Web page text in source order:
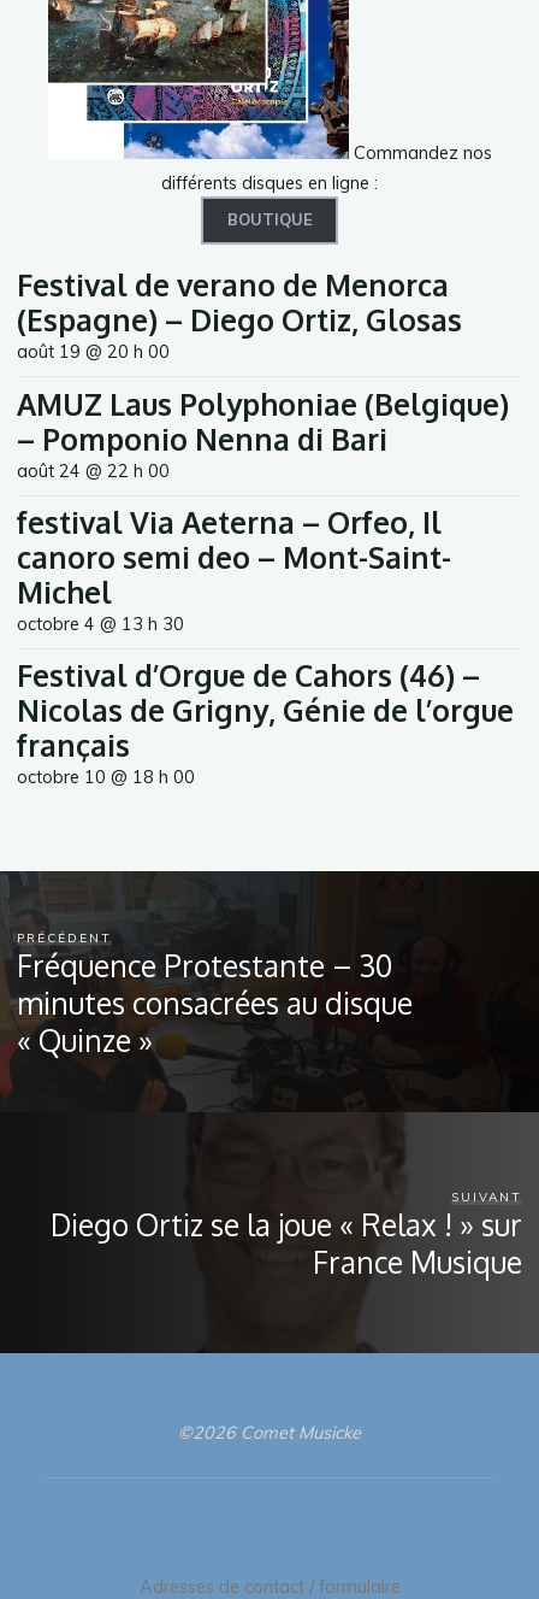
Commandez nos
différents disques en ligne :
BOUTIQUE
Festival de verano de Menorca
(Espagne) – Diego Ortiz, Glosas
août 19 @ 20 h 00
AMUZ Laus Polyphoniae (Belgique)
– Pomponio Nenna di Bari
août 24 @ 22 h 00
festival Via Aeterna – Orfeo, Il
canoro semi deo – Mont-Saint-
Michel
octobre 4 @ 13 h 30
Festival d’Orgue de Cahors (46) –
Nicolas de Grigny, Génie de l’orgue
français
octobre 10 @ 18 h 00
PRÉCÉDENT
Fréquence Protestante – 30
minutes consacrées au disque
« Quinze »
SUIVANT
Diego Ortiz se la joue « Relax ! » sur
France Musique
©2026 Comet Musicke
Adresses de contact / formulaire